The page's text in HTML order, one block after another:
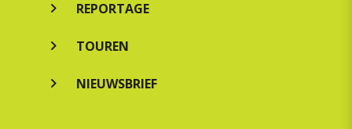
REPORTAGE
TOUREN
NIEUWSBRIEF